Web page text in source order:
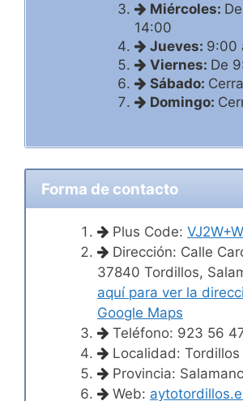
Miércoles:
14:00
Jueves: 9:00
Viernes: De
Sábado:
Domingo:
Forma de contacto
Plus Code:
Dirección: Calle
37840 Tordillos,
aquí para ver la
Google Maps
Teléfono: 923 56
Localidad: Tordillos
Provincia:
Web: